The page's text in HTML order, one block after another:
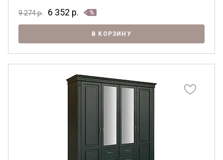
9 274р. 6 352 р.
В КОРЗИНУ